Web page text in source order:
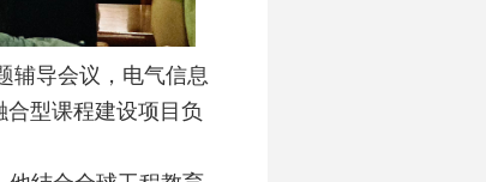
辅导会议，电气信息
型课程建设项目负